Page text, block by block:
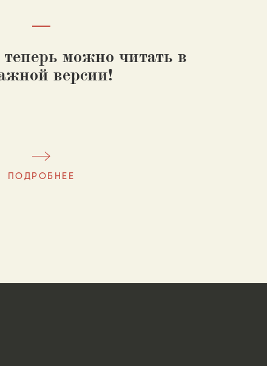
можно читать в
версии!
ПОДРОБНЕЕ